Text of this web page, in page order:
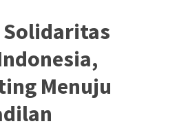
Menuju